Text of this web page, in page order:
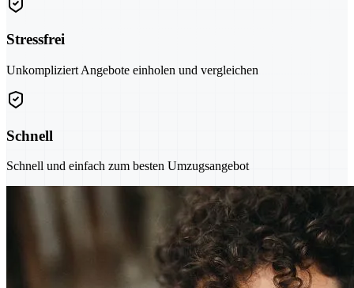
Stressfrei
Unkompliziert Angebote einholen und vergleichen
Schnell
Schnell und einfach zum besten Umzugsangebot